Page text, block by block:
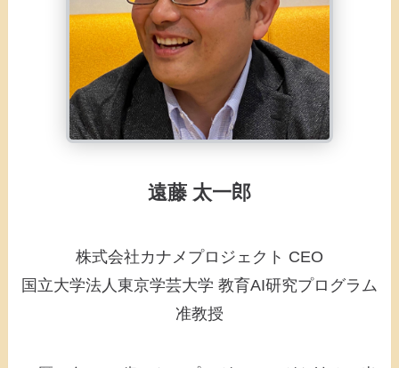
遠藤 太一郎
株式会社カナメプロジェクト CEO
国立大学法人東京学芸大学 教育AI研究プログラム
准教授